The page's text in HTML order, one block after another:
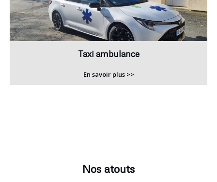
Taxi ambulance
En savoir plus >>
Nos atouts